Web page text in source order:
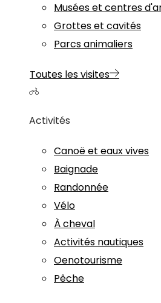
Musées et centres
Grottes et cavités
Parcs animaliers
Toutes les visites
Activités
Canoë et eaux vives
Baignade
Randonnée
Vélo
À cheval
Activités nautiques
Oenotourisme
Pêche